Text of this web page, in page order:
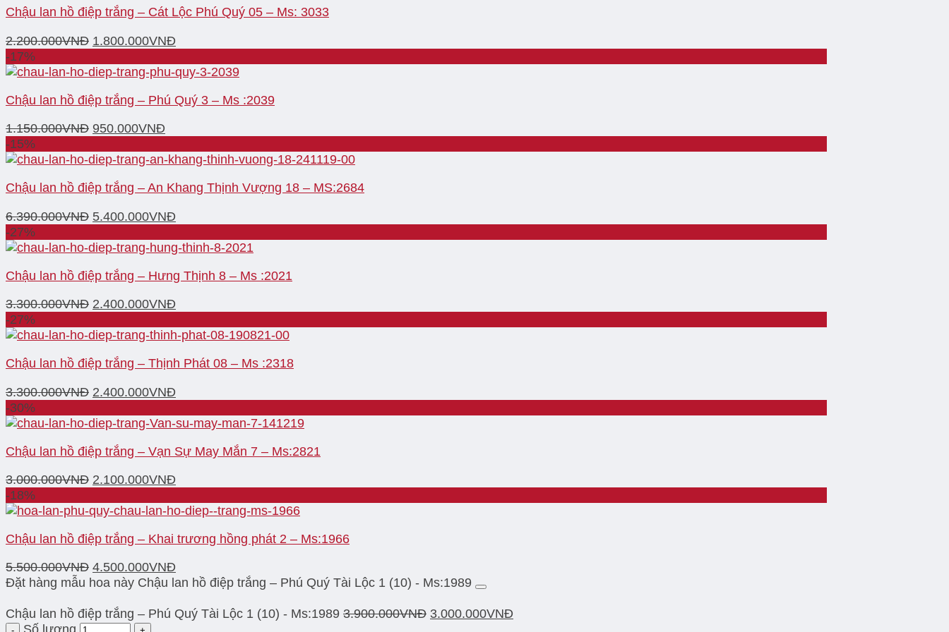
Chậu lan hồ điệp trắng – Cát Lộc Phú Quý 05 – Ms: 3033
2.200.000VNĐ 1.800.000VNĐ
-17%
Chậu lan hồ điệp trắng – Phú Quý 3 – Ms :2039
1.150.000VNĐ 950.000VNĐ
-15%
Chậu lan hồ điệp trắng – An Khang Thịnh Vượng 18 – MS:2684
6.390.000VNĐ 5.400.000VNĐ
-27%
Chậu lan hồ điệp trắng – Hưng Thịnh 8 – Ms :2021
3.300.000VNĐ 2.400.000VNĐ
-27%
Chậu lan hồ điệp trắng – Thịnh Phát 08 – Ms :2318
3.300.000VNĐ 2.400.000VNĐ
-30%
Chậu lan hồ điệp trắng – Vạn Sự May Mắn 7 – Ms:2821
3.000.000VNĐ 2.100.000VNĐ
-18%
Chậu lan hồ điệp trắng – Khai trương hồng phát 2 – Ms:1966
5.500.000VNĐ 4.500.000VNĐ
Đặt hàng mẫu hoa này Chậu lan hồ điệp trắng – Phú Quý Tài Lộc 1 (10) - Ms:1989
Chậu lan hồ điệp trắng – Phú Quý Tài Lộc 1 (10) - Ms:1989 3.900.000VNĐ 3.000.000VNĐ